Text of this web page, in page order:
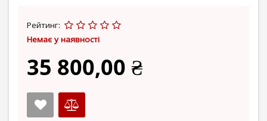
Немає у наявності
Рейтинг:
35 800,00 ₴